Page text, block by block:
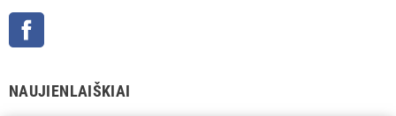
NAUJIENLAIŠKIAI